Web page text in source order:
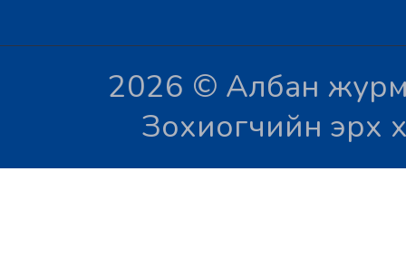
2026 © Албан
Зохиогчийн эрх